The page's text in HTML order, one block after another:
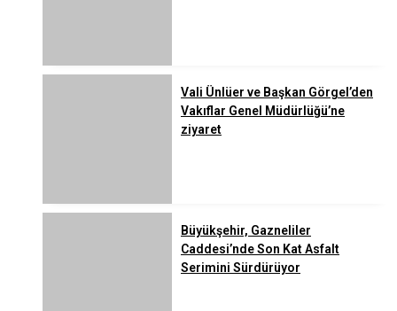
Vali Ünlüer ve Başkan Görgel’den
Vakıflar Genel Müdürlüğü’ne
ziyaret
Büyükşehir, Gazneliler
Caddesi’nde Son Kat Asfalt
Serimini Sürdürüyor